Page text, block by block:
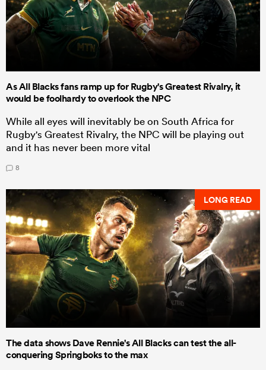
As All Blacks fans ramp up for Rugby's Greatest Rivalry, it
would be foolhardy to overlook the NPC
While all eyes will inevitably be on South Africa for
Rugby's Greatest Rivalry, the NPC will be playing out
and it has never been more vital
8
LONG READ
The data shows Dave Rennie's All Blacks can test the all-
conquering Springboks to the max